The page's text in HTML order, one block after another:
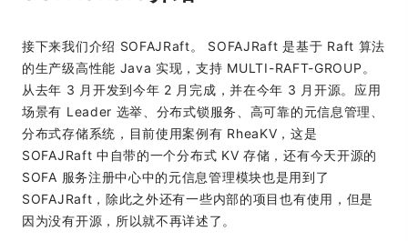
接下来我们介绍 SOFAJRaft。 SOFAJRaft 是基于 Raft 算法
的生产级高性能 Java 实现，支持 MULTI-RAFT-GROUP。
从去年 3 月开发到今年 2 月完成，并在今年 3 月开源。应用
场景有 Leader 选举、分布式锁服务、高可靠的元信息管理、
分布式存储系统，目前使用案例有 RheaKV，这是
SOFAJRaft 中自带的一个分布式 KV 存储，还有今天开源的
SOFA 服务注册中心中的元信息管理模块也是用到了
SOFAJRaft，除此之外还有一些内部的项目也有使用，但是
因为没有开源，所以就不再详述了。